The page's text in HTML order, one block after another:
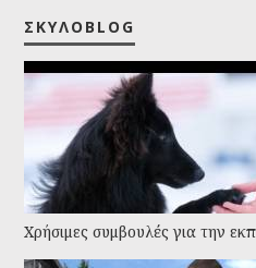
ΣΚΥΛΟBLOG
Χρήσιμες συμβουλές για την